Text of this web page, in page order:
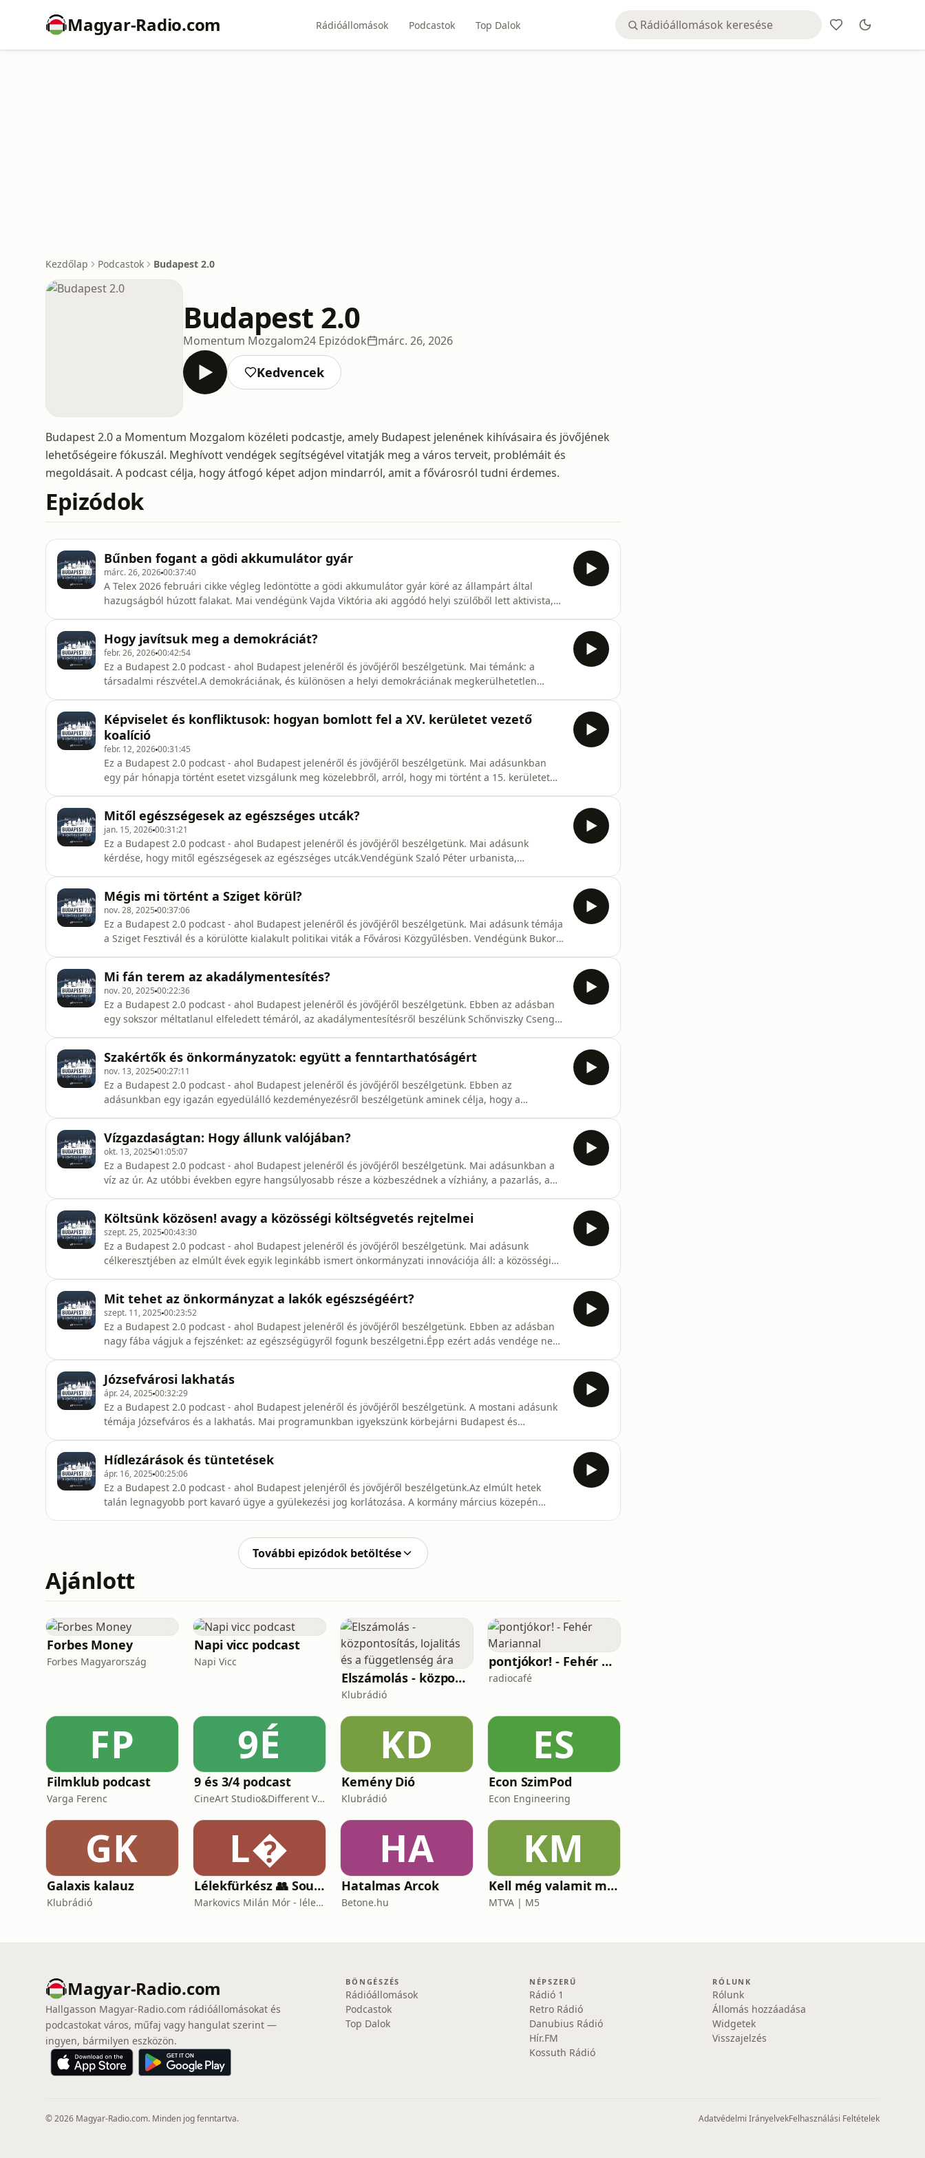
Magyar-Radio.com Rádióállomások Podcastok Top Dalok
Kezdőlap Podcastok Budapest 2.0
Budapest 2.0
Momentum Mozgalom24 Epizódok márc. 26, 2026
Kedvencek
Budapest 2.0 a Momentum Mozgalom közéleti podcastje, amely Budapest jelenének kihívásaira és jövőjének
lehetőségeire fókuszál. Meghívott vendégek segítségével vitatják meg a város terveit, problémáit és
megoldásait. A podcast célja, hogy átfogó képet adjon mindarról, amit a fővárosról tudni érdemes.
Epizódok
Bűnben fogant a gödi akkumulátor gyár
márc. 26, 202600:37:40
A Telex 2026 februári cikke végleg ledöntötte a gödi akkumulátor gyár köré az állampárt által
hazugságból húzott falakat. Mai vendégünk Vajda Viktória aki aggódó helyi szülőből lett aktivista,
számolták fel az ellenállá
Hogy javítsuk meg a demokráciát?
febr. 26, 202600:42:54
Ez a Budapest 2.0 podcast - ahol Budapest jelenéről és jövőjéről beszélgetünk. Mai témánk: a
társadalmi részvétel.A demokráciának, és különösen a helyi demokráciának megkerülhetetlen
amik újabb és újabb közösségi dön
Képviselet és konfliktusok: hogyan bomlott fel a XV. kerületet vezető
koalíció
febr. 12, 202600:31:45
Ez a Budapest 2.0 podcast - ahol Budapest jelenéről és jövőjéről beszélgetünk. Mai adásunkban
egy pár hónapja történt esetet vizsgálunk meg közelebbről, arról, hogy mi történt a 15. kerületet
Mitől egészségesek az egészséges utcák?
jan. 15, 202600:31:21
Ez a Budapest 2.0 podcast - ahol Budapest jelenéről és jövőjéről beszélgetünk. Mai adásunk
kérdése, hogy mitől egészségesek az egészséges utcák.Vendégünk Szaló Péter urbanista,
legnagyobb autósüldözés?Mitől érezzük jól
Mégis mi történt a Sziget körül?
nov. 28, 2025 00:37:06
Ez a Budapest 2.0 podcast - ahol Budapest jelenéről és jövőjéről beszélgetünk. Mai adásunk témája
a Sziget Fesztivál és a körülötte kialakult politikai viták a Fővárosi Közgyűlésben. Vendégünk Bukor
kulturális
Mi fán terem az akadálymentesítés?
nov. 20, 2025 00:22:36
Ez a Budapest 2.0 podcast - ahol Budapest jelenéről és jövőjéről beszélgetünk. Ebben az adásban
egy sokszor méltatlanul elfeledett témáról, az akadálymentesítésről beszélünk Schőnviszky Csenge
befogadó vár
Szakértők és önkormányzatok: együtt a fenntarthatóságért
nov. 13, 2025 00:27:11
Ez a Budapest 2.0 podcast - ahol Budapest jelenéről és jövőjéről beszélgetünk. Ebben az
adásunkban egy igazán egyedülálló kezdeményezésről beszélgetünk aminek célja, hogy a
Települések Országos Szövetségének al
Vízgazdaságtan: Hogy állunk valójában?
okt. 13, 2025 01:05:07
Ez a Budapest 2.0 podcast - ahol Budapest jelenéről és jövőjéről beszélgetünk. Mai adásunkban a
víz az úr. Az utóbbi években egyre hangsúlyosabb része a közbeszédnek a vízhiány, a pazarlás, a
Regionális Energiagazdasági Kut
Költsünk közösen! avagy a közösségi költségvetés rejtelmei
szept. 25, 2025 00:43:30
Ez a Budapest 2.0 podcast - ahol Budapest jelenéről és jövőjéről beszélgetünk. Mai adásunk
célkeresztjében az elmúlt évek egyik leginkább ismert önkormányzati innovációja áll: a közösségi
különböző helyeken
Mit tehet az önkormányzat a lakók egészségéért?
szept. 11, 2025 00:23:52
Ez a Budapest 2.0 podcast - ahol Budapest jelenéről és jövőjéről beszélgetünk. Ebben az adásban
nagy fába vágjuk a fejszénket: az egészségügyről fogunk beszélgetni.Épp ezért adás vendége nem
Józsefvárosi lakhatás
ápr. 24, 2025 00:32:29
Ez a Budapest 2.0 podcast - ahol Budapest jelenéről és jövőjéről beszélgetünk. A mostani adásunk
témája Józsefváros és a lakhatás. Mai programunkban igyekszünk körbejárni Budapest és
Hídlezárások és tüntetések
ápr. 16, 2025 00:25:06
Ez a Budapest 2.0 podcast - ahol Budapest jelenjéről és jövőjéről beszélgetünk.Az elmúlt hetek
talán legnagyobb port kavaró ügye a gyülekezési jog korlátozása. A kormány március közepén
További epizódok betöltése
Ajánlott
Forbes Money
Forbes Magyarország
Napi vicc podcast
Napi Vicc
Elszámolás - központosítás, lojalitás és a függetlenség ára
Klubrádió
pontjókor! - Fehér Mariannal
radiocafé
FP
Filmklub podcast
Varga Ferenc
9É
9 és 3/4 podcast
CineArt Studio&Different View Production
KD
Kemény Dió
Klubrádió
ES
Econ SzimPod
Econ Engineering
GK
Galaxis kalauz
Klubrádió
L
Lélekfürkész 👥 SoulScout
Markovics Milán Mór - lélektan, tudomány, vallás, harc
HA
Hatalmas Arcok
Betone.hu
KM
Kell még valamit mondanom, Ildikó?
MTVA | M5
Magyar-Radio.com
Hallgasson Magyar-Radio.com rádióállomásokat és
podcastokat város, műfaj vagy hangulat szerint —
ingyen, bármilyen eszközön.
BÖNGÉSZÉS
Rádióállomások
Podcastok
Top Dalok
NÉPSZERŰ
Rádió 1
Retro Rádió
Danubius Rádió
Hír.FM
Kossuth Rádió
RÓLUNK
Rólunk
Állomás hozzáadása
Widgetek
Visszajelzés
© 2026 Magyar-Radio.com. Minden jog fenntartva. Adatvédelmi IrányelvekFelhasználási Feltételek